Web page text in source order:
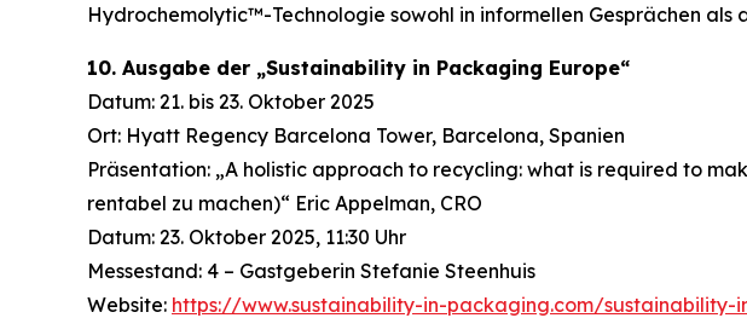
Hydrochemolytic™-Technologie sowohl in informellen Gesprächen als
10. Ausgabe der „Sustainability in Packaging Europe“
Datum: 21. bis 23. Oktober 2025
Ort: Hyatt Regency Barcelona Tower, Barcelona, Spanien
Präsentation: „A holistic approach to recycling: what is required to
rentabel zu machen)“ Eric Appelman, CRO
Datum: 23. Oktober 2025, 11:30 Uhr
Messestand: 4 – Gastgeberin Stefanie Steenhuis
Website: https://www.sustainability-in-packaging.com/sustainability-